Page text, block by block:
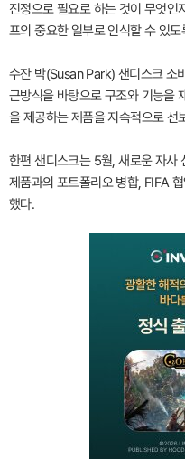
진정으로 필요로 하는 것이 무엇인
프의 중요한 일부로 인식할 수 있
수잔 박(Susan Park) 샌디스크 소
근방식을 바탕으로 구조와 기능을
을 제공하는 제품을 지속적으로 선
한편 샌디스크는 5월, 새로운 자
제품과의 포트폴리오 병합, FIFA
했다.